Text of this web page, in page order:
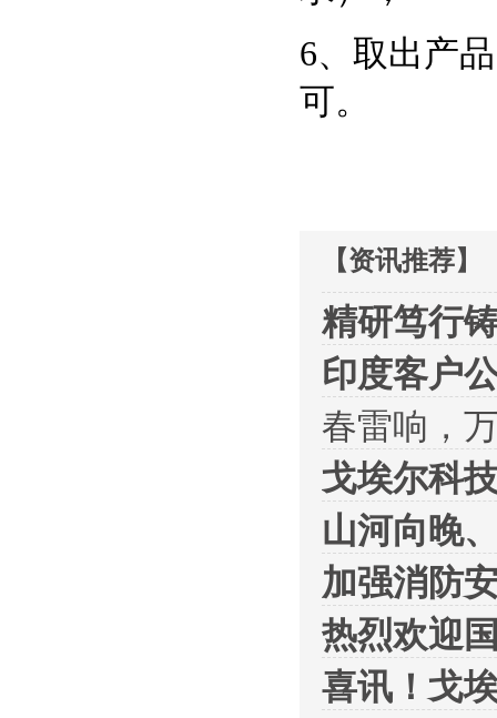
6、取出产
可。
【资讯推荐】
精研笃行
印度客户
春雷响，
戈埃尔科
山河向晚
加强消防
热烈欢迎
喜讯！戈